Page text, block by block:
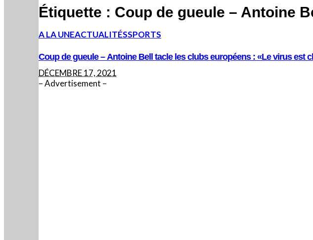
Étiquette : Coup de gueule – Antoine
A LA UNEACTUALITÉSSPORTS
Coup de gueule – Antoine Bell tacle les clubs européens : «Le virus est
DÉCEMBRE 17, 2021
– Advertisement –